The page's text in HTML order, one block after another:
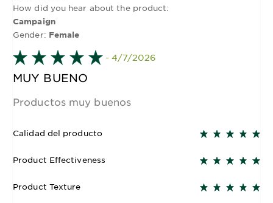
How did you hear about the product:
Campaign
Gender: Female
- 4/7/2026
MUY BUENO
Productos muy buenos
Calidad del producto
Product Effectiveness
Product Texture